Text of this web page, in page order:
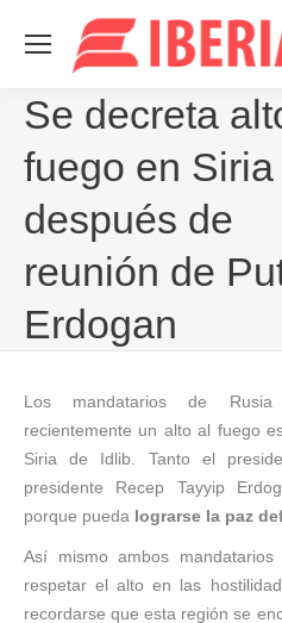
Se decreta
fuego en Siria
después de
reunión de
Erdogan
Los mandatarios de
recientemente un alto al fuego
Siria de Idlib. Tanto el
presidente Recep Tayyip
porque pueda lograrse la paz
Así mismo ambos
respetar el alto en las
recordarse que esta región se